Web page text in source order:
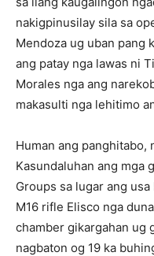
nakigpinusilay sila sa
Mendoza ug uban pang
ang patay nga lawas ni
Morales nga ang
makasulti nga lehitimo
Human ang panghitabo,
Kasundaluhan ang mga
Groups sa lugar ang
M16 rifle Elisco nga
chamber gikargahan ug
nagbaton og 19 ka